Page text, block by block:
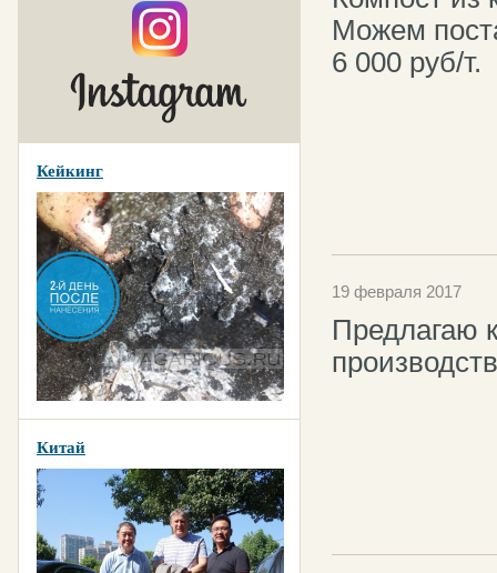
Кейкинг
Китай
Можем
6 000 руб/т.
19 февраля 2017
Предлагаю